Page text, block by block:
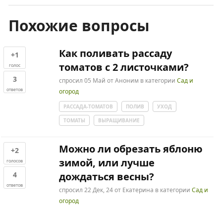
Похожие вопросы
+1
голос
3
ответов
Как поливать рассаду
томатов с 2 листочками?
спросил 05 Май отАноним в категории Сад и
огород
РАССАДА-ТОМАТОВ ПОЛИВ
УХОД
ТОМАТЫ
ВЫРАЩИВАНИЕ
+2
голосов
4
ответов
Можно ли обрезать яблоню
зимой, или лучше
дождаться весны?
спросил 22 Дек, 24 от Екатерина в категории Сад и
огород